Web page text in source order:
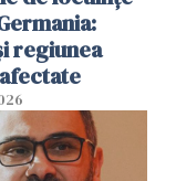
regiunea